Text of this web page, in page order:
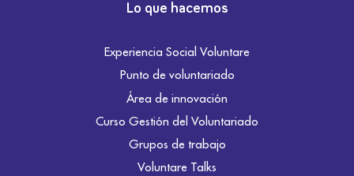
Lo que hacemos
Experiencia Social Voluntare
Punto de voluntariado
Área de innovación
Curso Gestión del Voluntariado
Grupos de trabajo
Voluntare Talks